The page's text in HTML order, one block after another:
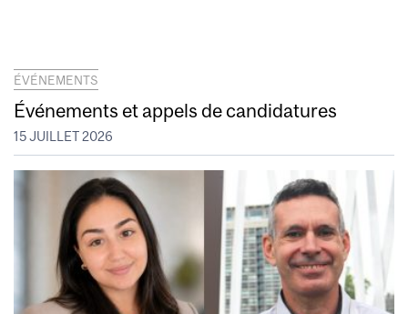
ÉVÉNEMENTS
Événements et appels de candidatures
15 JUILLET 2026